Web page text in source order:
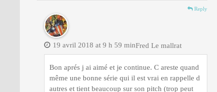
Reply
Fred Le mallrat
19 avril 2018 at 9 h 59 min
Bon aprés j ai aimé et je continue. C areste quand
même une bonne série qui il est vrai en rappelle d
autres et tient beaucoup sur son pitch (trop peut